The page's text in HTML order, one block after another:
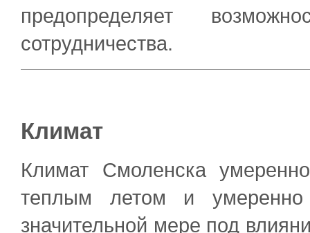
предопределяет
сотрудничества.
Климат
Климат Смоленска
теплым летом и
значительной мере под